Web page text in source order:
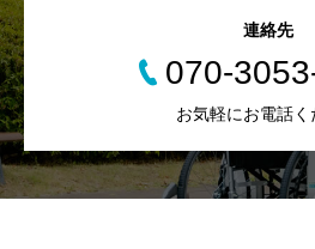
連絡先
070-
お気軽にお電話く